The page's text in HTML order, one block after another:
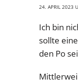
24. APRIL 2023
Ich bin
sollte
den Po